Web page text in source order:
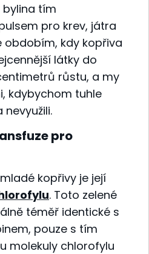
tím
pro krev, játra
obdobím, kdy kopřiva
látky do
růstu, a my
kdybychom tuhle
nevyužili.
pro
kopřivy je její
. Toto zelené
téměř identické s
pouze s tím
molekuly chlorofylu